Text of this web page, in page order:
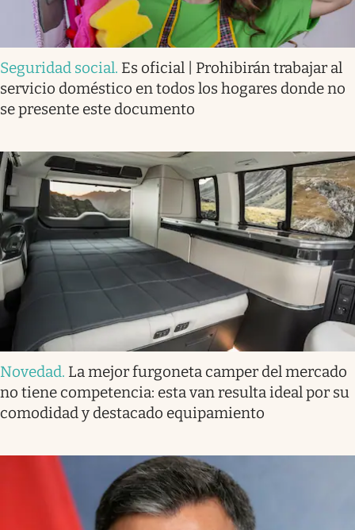
Seguridad social. Es oficial | Prohibirán trabajar al
servicio doméstico en todos los hogares donde no
se presente este documento
Novedad. La mejor furgoneta camper del mercado
no tiene competencia: esta van resulta ideal por su
comodidad y destacado equipamiento